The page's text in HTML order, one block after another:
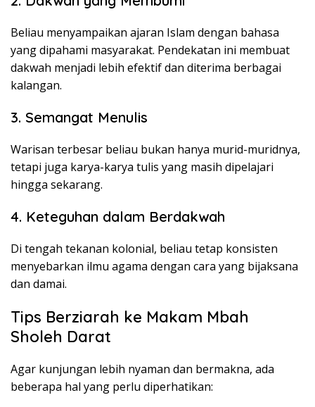
Beliau menyampaikan ajaran Islam dengan bahasa
yang dipahami masyarakat. Pendekatan ini membuat
dakwah menjadi lebih efektif dan diterima berbagai
kalangan.
3. Semangat Menulis
Warisan terbesar beliau bukan hanya murid-muridnya,
tetapi juga karya-karya tulis yang masih dipelajari
hingga sekarang.
4. Keteguhan dalam Berdakwah
Di tengah tekanan kolonial, beliau tetap konsisten
menyebarkan ilmu agama dengan cara yang bijaksana
dan damai.
Tips Berziarah ke Makam Mbah
Sholeh Darat
Agar kunjungan lebih nyaman dan bermakna, ada
beberapa hal yang perlu diperhatikan: